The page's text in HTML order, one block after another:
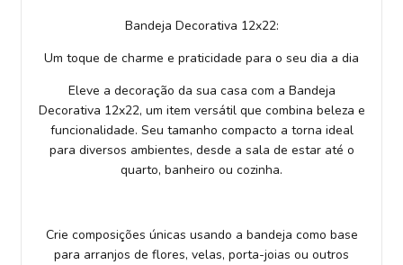
Bandeja Decorativa 12x22:
Um toque de charme e praticidade para o seu dia a dia
Eleve a decoração da sua casa com a Bandeja
Decorativa 12x22, um item versátil que combina beleza e
funcionalidade. Seu tamanho compacto a torna ideal
para diversos ambientes, desde a sala de estar até o
quarto, banheiro ou cozinha.
Crie composições únicas usando a bandeja como base
para arranjos de flores, velas, porta-joias ou outros